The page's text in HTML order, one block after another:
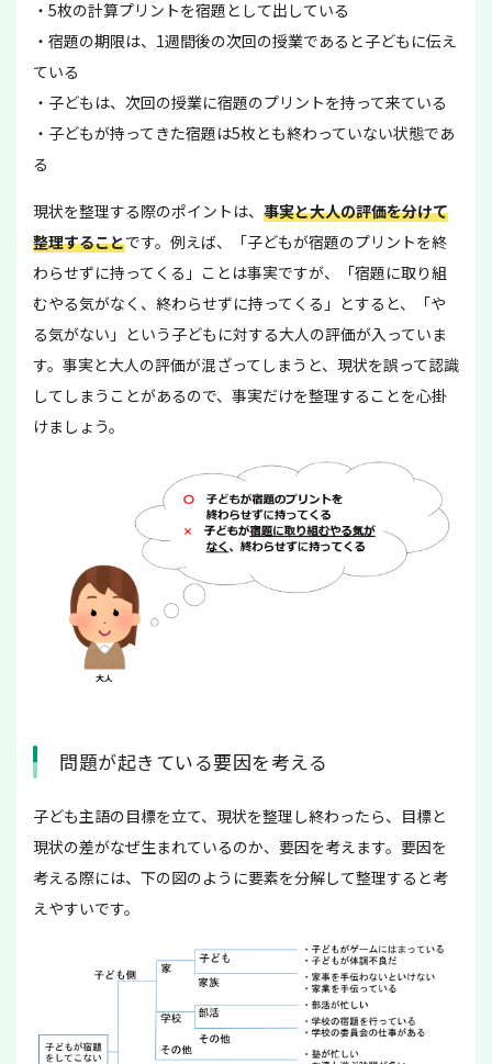
・5枚の計算プリントを宿題として出している
・宿題の期限は、1週間後の次回の授業であると子どもに伝え
ている
・子どもは、次回の授業に宿題のプリントを持って来ている
・子どもが持ってきた宿題は5枚とも終わっていない状態であ
る
現状を整理する際のポイントは、 事実と大人の評価を分けて
整理することです。例えば、「子どもが宿題のプリントを終
わらせずに持ってくる」ことは事実ですが、「宿題に取り組
むやる気がなく、終わらせずに持ってくる」とすると、「や
る気がない」という子どもに対する大人の評価が入っていま
す。事実と大人の評価が混ざってしまうと、現状を誤って認識
してしまうことがあるので、事実だけを整理することを心掛
けましょう。
問題が起きている要因を考える
子ども主語の目標を立て、現状を整理し終わったら、目標と
現状の差がなぜ生まれているのか、要因を考えます。要因を
考える際には、下の図のように要素を分解して整理すると考
えやすいです。